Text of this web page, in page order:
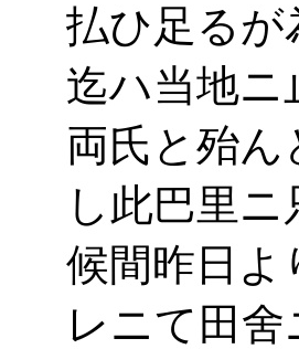
払ひ足るが
迄ハ当地
両氏と殆
し此巴里
候間昨日
レニて田